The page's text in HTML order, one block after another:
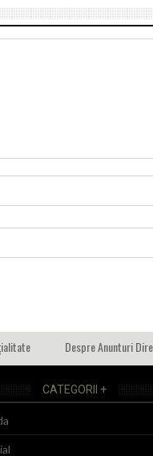
Despre Anunturi
CATEGORII +